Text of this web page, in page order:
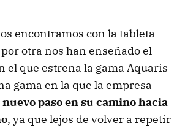
encontramos con la tableta
otra nos han enseñado el
el que estrena la gama Aquaris
gama en la que la empresa
paso en su camino hacia
, ya que lejos de volver a repetir